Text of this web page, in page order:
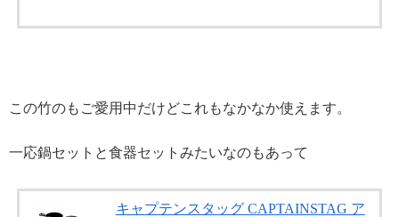
この竹のもご愛用中だけどこれもなかなか使えます。
一応鍋セットと食器セットみたいなのもあって
キャプテンスタッグ CAPTAINSTAG ア